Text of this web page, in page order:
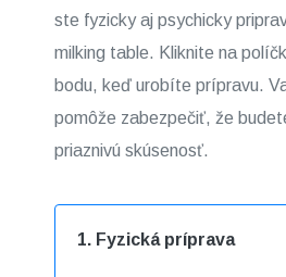
ste fyzicky aj psychicky
milking table. Kliknite na
bodu, keď urobíte prípravu.
pomôže zabezpečiť, že
priaznivú skúsenosť.
1. Fyzická príprava